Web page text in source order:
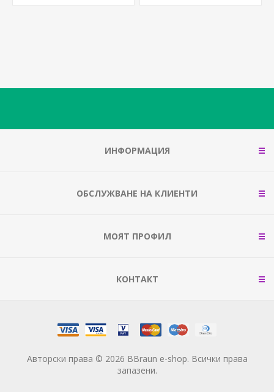
ИНФОРМАЦИЯ
ОБСЛУЖВАНЕ НА КЛИЕНТИ
МОЯТ ПРОФИЛ
КОНТАКТ
Авторски права © 2026 BBraun e-shop. Всички права
запазени.